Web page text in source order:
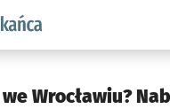
podserwis: Dla
Wrocławiu?